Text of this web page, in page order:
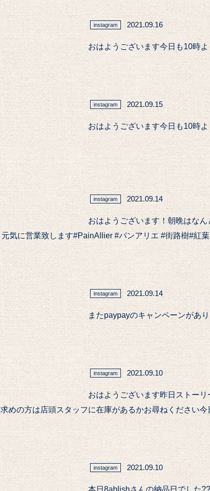
instagram 2021.09.16
おはようございます今日も10時
instagram 2021.09.15
おはようございます今日も10時
instagram 2021.09.14
おはようございます！朝晩はな
気に営業致します#PainAllier #パンアリエ #街路樹#紅
instagram 2021.09.14
またpaypayのキャンペーンがあ
instagram 2021.09.10
おはようございます昨日ストー
めの方は店頭スタッフに在庫があるかお尋ねください
instagram 2021.09.10
本日8ablishさんの納品日でした